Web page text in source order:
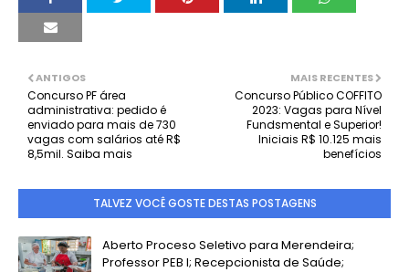
MAIS RECENTES
Concurso Público COFFITO
2023: Vagas para Nível
Fundsmental e Superior!
Iniciais R$ 10.125 mais
benefícios
ANTIGOS
Concurso PF área
administrativa: pedido é
enviado para mais de 730
vagas com salários até R$
8,5mil. Saiba mais
TALVEZ VOCÊ GOSTE DESTAS POSTAGENS
Aberto Proceso Seletivo para Merendeira;
Professor PEB I; Recepcionista de Saúde;